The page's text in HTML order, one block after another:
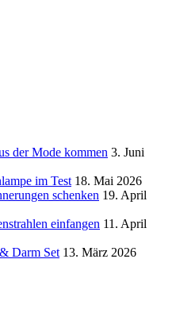
der Mode kommen 3. Juni
im Test 18. Mai 2026
schenken 19. April
einfangen 11. April
Darm Set 13. März 2026